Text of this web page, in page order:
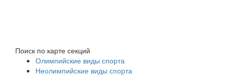
Поиск по карте секций
Олимпийские виды спорта
Неолимпийские виды спорта